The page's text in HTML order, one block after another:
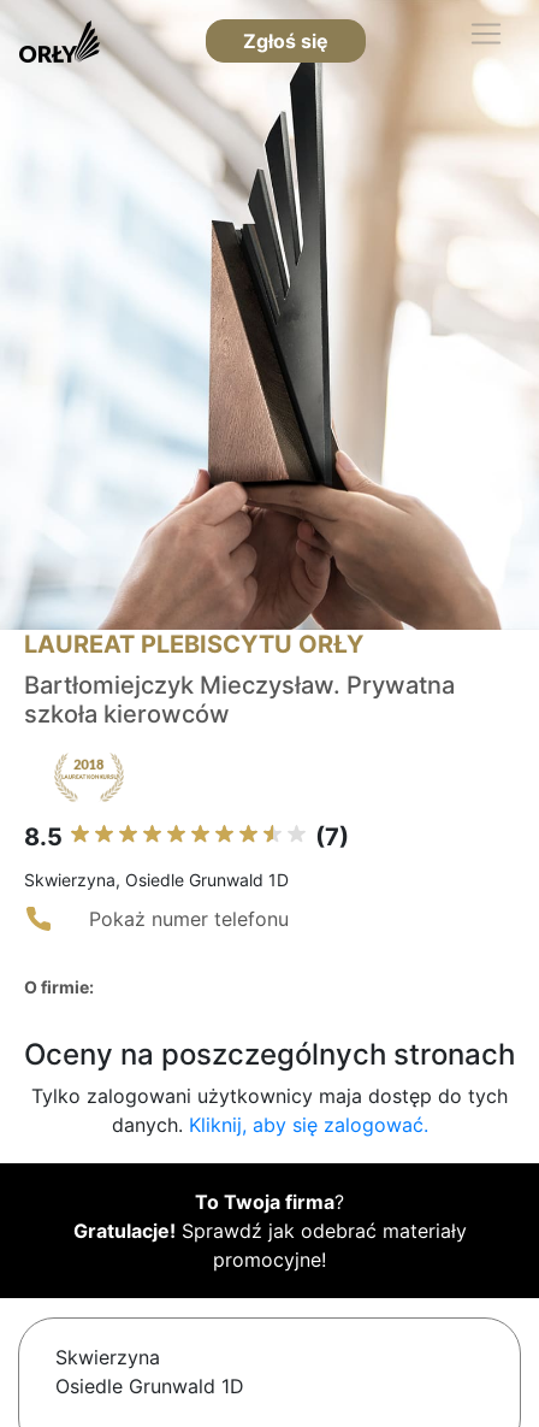
Zgłoś się
LAUREAT PLEBISCYTU ORŁY
Bartłomiejczyk Mieczysław. Prywatna
szkoła kierowców
8.5 (7)
Skwierzyna, Osiedle Grunwald 1D
Pokaż numer telefonu
O firmie:
Oceny na poszczególnych stronach
Tylko zalogowani użytkownicy maja dostęp do tych
danych. Kliknij, aby się zalogować.
To Twoja firma?
Gratulacje! Sprawdź jak odebrać materiały
promocyjne!
Skwierzyna
Osiedle Grunwald 1D